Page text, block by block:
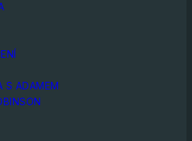
S ADAMEM